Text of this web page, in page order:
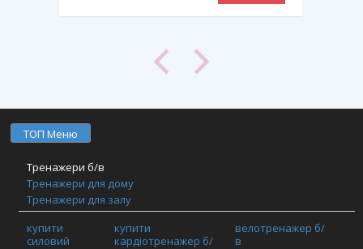
ТОП Меню
Тренажери б/в
Тренажери для дому
Тренажери для залу
Фітнес обладнання
TRX / Функціональний тренінг / Кросфіт
купити
силовий
купити
кардіотренажер б/
велотренажер б/
в